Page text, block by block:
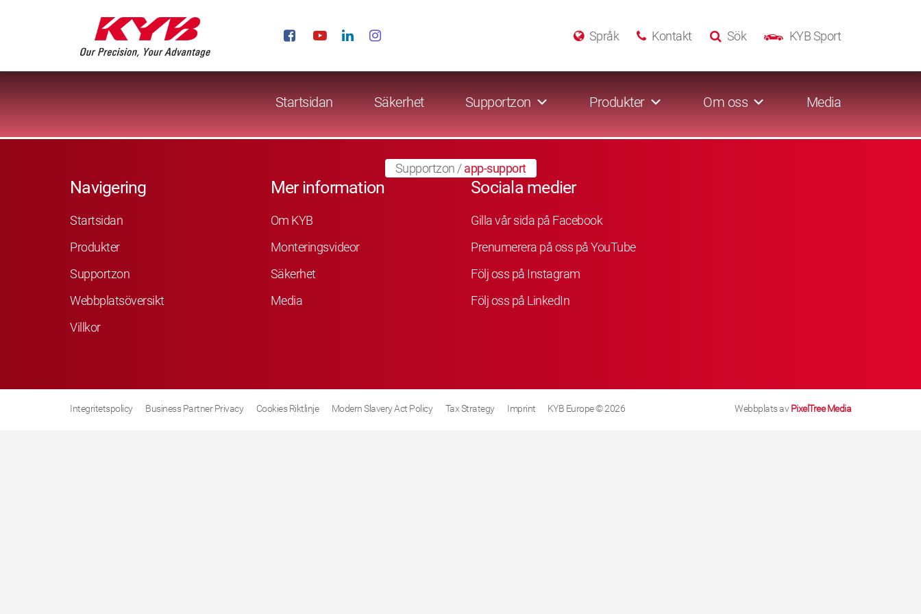
KYB Sport
Sök
Kontakt
Språk
Startsidan Säkerhet Supportzon Produkter Om oss Media
Supportzon /app-support
Navigering
Startsidan
Produkter
Supportzon
Webbplatsöversikt
Villkor
Mer information
Om KYB
Monteringsvideor
Säkerhet
Media
Sociala medier
Gilla vår sida på Facebook
Prenumerera på oss på YouTube
Följ oss på Instagram
Följ oss på LinkedIn
Integritetspolicy Business Partner Privacy Cookies Riktlinje Modern Slavery Act Policy Tax Strategy Imprint KYB Europe © 2026 Webbplats avPixelTree Media